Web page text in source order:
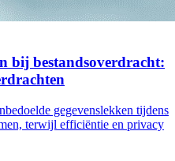
bij bestandsoverdracht:
gegevenslekken tijdens
terwijl efficiëntie en privacy